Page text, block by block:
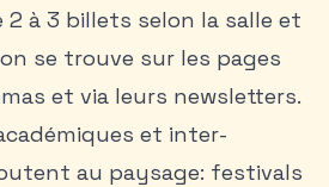
à 3 billets selon la salle et
se trouve sur les pages
et via leurs newsletters.
et inter-
au paysage: festivals